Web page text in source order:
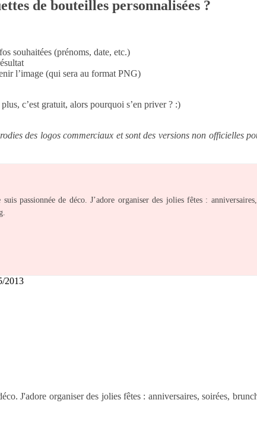
de bouteilles personnalisées ?
souhaitées (prénoms, date, etc.)
l’image (qui sera au format PNG)
c’est gratuit, alors pourquoi s’en priver ? :)
des logos commerciaux et sont des versions non
passionnée de déco. J’adore organiser des jolies fêtes :
2013
J'adore organiser des jolies fêtes : anniversaires, soirées,